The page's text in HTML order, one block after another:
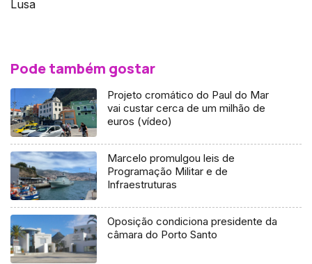
Lusa
Pode também gostar
Projeto cromático do Paul do Mar
vai custar cerca de um milhão de
euros (vídeo)
Marcelo promulgou leis de
Programação Militar e de
Infraestruturas
Oposição condiciona presidente da
câmara do Porto Santo